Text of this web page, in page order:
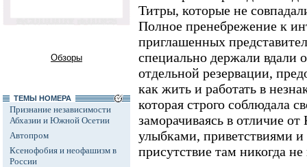
Обзоры
ТЕМЫ НОМЕРА
Признание независимости
Абхазии и Южной Осетии
Автопром
Ксенофобия и неофашизм в
России
Титры, которые не
Полное пренебрежение к
приглашенных
специально держали вдали
отдельной резервации,
как жить и работать в
которая строго соблюдала
заморачиваясь в отличие
улыбками, приветствиями
присутствие там никогда